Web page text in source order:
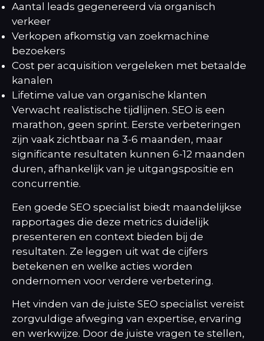
Aantal leads gegenereerd via organisch
verkeer
Verkopen afkomstig van zoekmachine
bezoekers
Cost per acquisition vergeleken met betaalde
kanalen
Lifetime value van organische klanten
Verwacht realistische tijdlijnen. SEO is een
marathon, geen sprint. Eerste verbeteringen
zijn vaak zichtbaar na 3-6 maanden, maar
significante resultaten kunnen 6-12 maanden
duren, afhankelijk van je uitgangspositie en
concurrentie.
Een goede SEO specialist biedt maandelijkse
rapportages die deze metrics duidelijk
presenteren en context bieden bij de
resultaten. Ze leggen uit wat de cijfers
betekenen en welke acties worden
ondernomen voor verdere verbetering.
Het vinden van de juiste SEO specialist vereist
zorgvuldige afweging van expertise, ervaring
en werkwijze. Door de juiste vragen te stellen,